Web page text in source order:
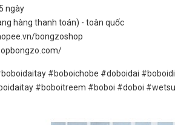
ngày
hàng thanh toán) - toàn quốc
bongzoshop
#boboichobe #doboidai
#boboitreem #boboi #doboi